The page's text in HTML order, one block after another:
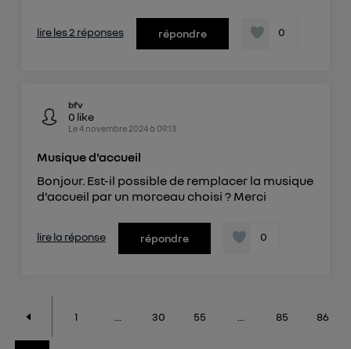
lire les 2 réponses répondre 0
bfv
0 like
Le4 novembre 2024à 09:13
Musique d'accueil
Bonjour. Est-il possible de remplacer la musique
d'accueil par un morceau choisi ? Merci
lire la réponse répondre 0
1 30 55 85 86